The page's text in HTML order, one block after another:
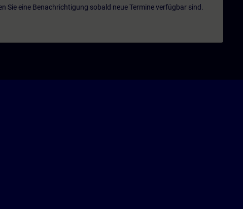
Sie eine Benachrichtigung sobald neue Termine verfügbar sind.